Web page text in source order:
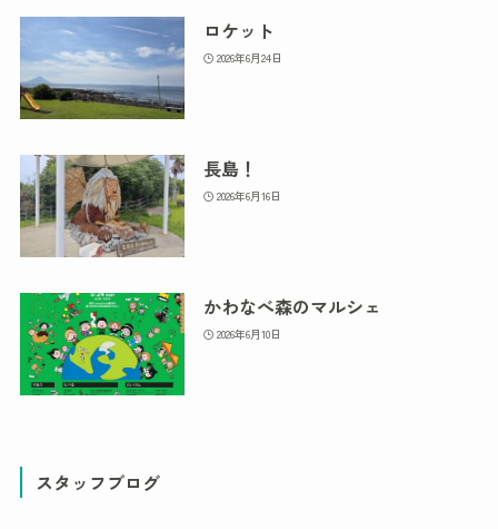
ロケット
2026年6月24日
長島！
2026年6月16日
かわなべ森のマルシェ
2026年6月10日
スタッフブログ